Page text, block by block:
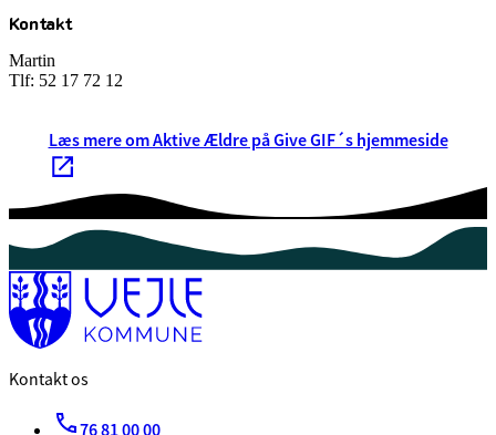
Kontakt
Martin
Tlf: 52 17 72 12
Læs mere om Aktive Ældre på Give GIF´s hjemmeside
Kontakt os
76 81 00 00